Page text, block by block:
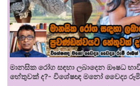
මානසික රෝග සඳහා ලබාදෙන ඖෂධ
හේතුවක් ද?- විශේෂඥ මනෝ වෛද්‍ය